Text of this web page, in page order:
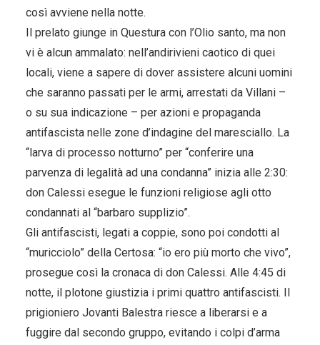
così avviene nella notte.
Il prelato giunge in Questura con l’Olio santo, ma non
vi è alcun ammalato: nell’andirivieni caotico di quei
locali, viene a sapere di dover assistere alcuni uomini
che saranno passati per le armi, arrestati da Villani –
o su sua indicazione – per azioni e propaganda
antifascista nelle zone d’indagine del maresciallo. La
“larva di processo notturno” per “conferire una
parvenza di legalità ad una condanna” inizia alle 2:30:
don Calessi esegue le funzioni religiose agli otto
condannati al “barbaro supplizio”.
Gli antifascisti, legati a coppie, sono poi condotti al
“muricciolo” della Certosa: “io ero più morto che vivo”,
prosegue così la cronaca di don Calessi. Alle 4:45 di
notte, il plotone giustizia i primi quattro antifascisti. Il
prigioniero Jovanti Balestra riesce a liberarsi e a
fuggire dal secondo gruppo, evitando i colpi d’arma